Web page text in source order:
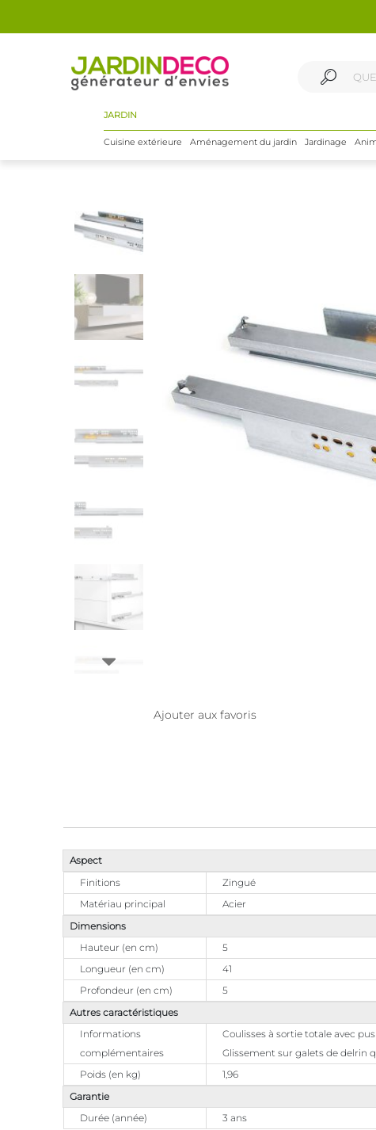
JARDIN
Cuisine extérieure Aménagement du jardin Jardinage
Ajouter aux favoris
Aspect
Finitions
Zingué
Matériau principal
Acier
Dimensions
Hauteur (en cm)
5
Longueur (en cm)
41
Profondeur (en cm)
5
Autres caractéristiques
Informations
complémentaires
Coulisses à sortie totale avec
Glissement sur galets de delrin
Poids (en kg)
1,96
Garantie
Durée (année)
3 ans